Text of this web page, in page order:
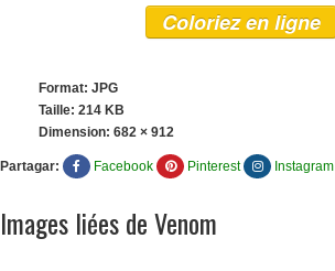
Coloriez en ligne
Format: JPG
Taille: 214 KB
Dimension: 682 × 912
Partagar: Facebook Pinterest Instagram
Images liées de Venom